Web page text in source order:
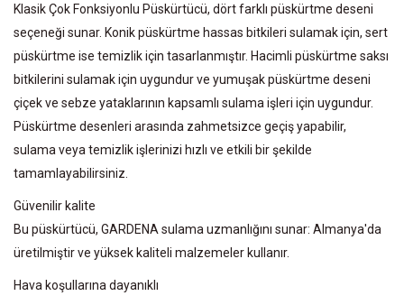
Klasik Çok Fonksiyonlu Püskürtücü, dört farklı püskürtme deseni
seçeneği sunar. Konik püskürtme hassas bitkileri sulamak için, sert
püskürtme ise temizlik için tasarlanmıştır. Hacimli püskürtme saksı
bitkilerini sulamak için uygundur ve yumuşak püskürtme deseni
çiçek ve sebze yataklarının kapsamlı sulama işleri için uygundur.
Püskürtme desenleri arasında zahmetsizce geçiş yapabilir,
sulama veya temizlik işlerinizi hızlı ve etkili bir şekilde
tamamlayabilirsiniz.
Güvenilir kalite
Bu püskürtücü, GARDENA sulama uzmanlığını sunar: Almanya'da
üretilmiştir ve yüksek kaliteli malzemeler kullanır.
Hava koşullarına dayanıklı